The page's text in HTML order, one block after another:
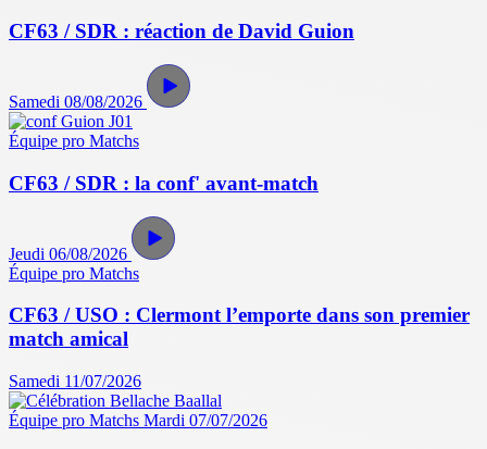
CF63 / SDR : réaction de David Guion
Samedi 08/08/2026
Équipe pro Matchs
CF63 / SDR : la conf' avant-match
Jeudi 06/08/2026
Équipe pro Matchs
CF63 / USO : Clermont l’emporte dans son premier
match amical
Samedi 11/07/2026
Équipe pro Matchs Mardi 07/07/2026